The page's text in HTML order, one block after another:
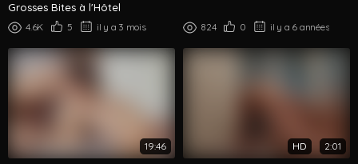
Grosses Bites à l'Hôtel
4.6K 5 il y a 3 mois 824 0 il y a 6 années
19:46 HD 2:01